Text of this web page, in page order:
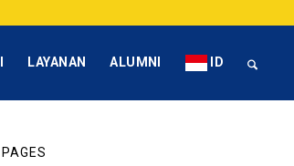
LAYANAN ALUMNI ID
PAGES